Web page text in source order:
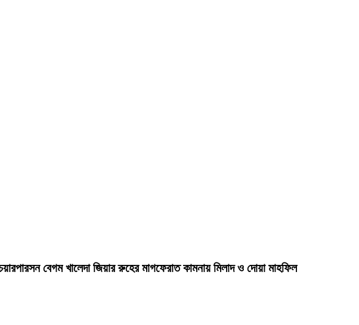
বেগম খালেদা জিয়ার রুহের মাগফেরাত কামনায় মিলাদ ও দোয়া মাহফিল